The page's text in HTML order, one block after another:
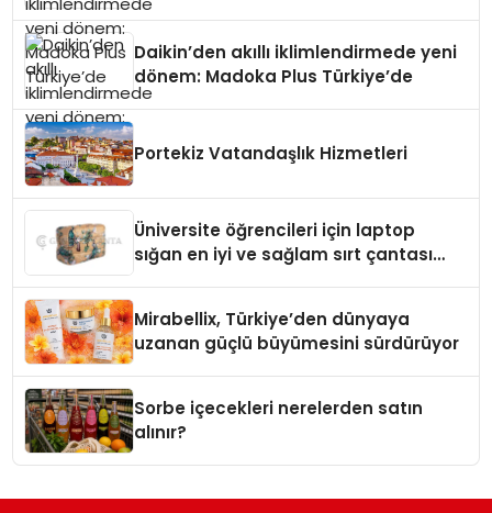
Daikin’den akıllı iklimlendirmede yeni
dönem: Madoka Plus Türkiye’de
Portekiz Vatandaşlık Hizmetleri
Üniversite öğrencileri için laptop
sığan en iyi ve sağlam sırt çantası
Mirabellix, Türkiye’den dünyaya
uzanan güçlü büyümesini sürdürüyor
Sorbe içecekleri nerelerden satın
alınır?